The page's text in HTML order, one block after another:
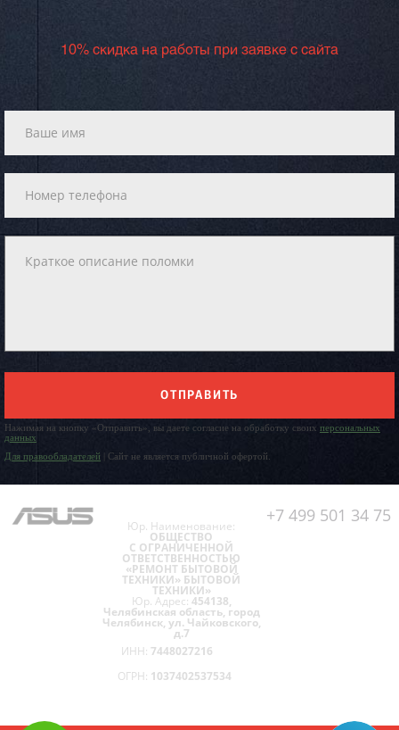
10% скидка на работы при заявке с сайта
ОТПРАВИТЬ
Нажимая на кнопку «Отправить», вы даете согласие на обработку своих персональных
данных
Для правообладателей | Сайт не является публичной офертой.
+7 499 501 34 75
Юр. Наименование:
ОБЩЕСТВО
С ОГРАНИЧЕННОЙ
ОТВЕТСТВЕННОСТЬЮ
«РЕМОНТ БЫТОВОЙ
ТЕХНИКИ» БЫТОВОЙ
ТЕХНИКИ»
Юр. Адрес: 454138,
Челябинская область, город
Челябинск, ул. Чайковского,
д.7
ИНН: 7448027216
ОГРН: 1037402537534